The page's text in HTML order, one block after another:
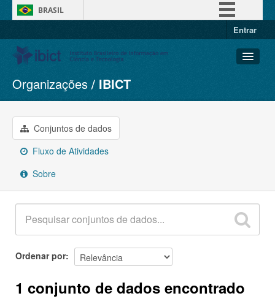
BRASIL
Entrar
Conjuntos de dados
Organizações
Grupos
Sobre
Organizações IBICT
Conjuntos de dados
Fluxo de Atividades
Sobre
Ordenar por
1 conjunto de dados encontrado